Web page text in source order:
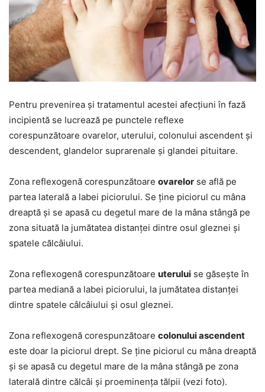
Pentru prevenirea și tratamentul acestei afecțiuni în fază
incipientă se lucrează pe punctele reflexe
corespunzătoare ovarelor, uterului, colonului ascendent și
descendent, glandelor suprarenale și glandei pituitare.
Zona reflexogenă corespunzătoare ovarelor se află pe
partea laterală a labei piciorului. Se ține piciorul cu mâna
dreaptă și se apasă cu degetul mare de la mâna stângă pe
zona situată la jumătatea distanței dintre osul gleznei și
spatele călcâiului.
Zona reflexogenă corespunzătoare uterului se găsește în
partea mediană a labei piciorului, la jumătatea distanței
dintre spatele câlcâiului și osul gleznei.
Zona reflexogenă corespunzătoare colonului ascendent
este doar la piciorul drept. Se ține piciorul cu mâna dreaptă
și se apasă cu degetul mare de la mâna stângă pe zona
laterală dintre călcâi și proeminența tălpii (vezi foto).